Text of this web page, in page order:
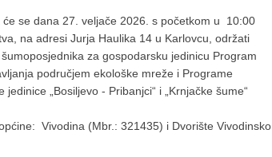
se dana 27. veljače 2026. s početkom u 10:00
na adresi Jurja Haulika 14 u Karlovcu, održati
za gospodarsku jedinicu Program
područjem ekološke mreže i Programe
„Bosiljevo - Pribanjci“ i „Krnjačke šume“
Vivodina (Mbr.: 321435) i Dvorište Vivodinsko